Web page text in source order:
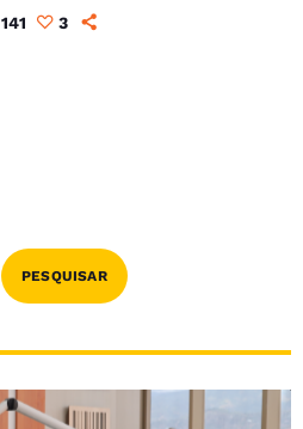
141 3
PESQUISAR